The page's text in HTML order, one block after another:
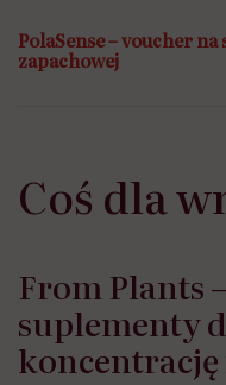
PolaSense – voucher
zapachowej
Coś dla
From Plants
suplementy
koncentrację